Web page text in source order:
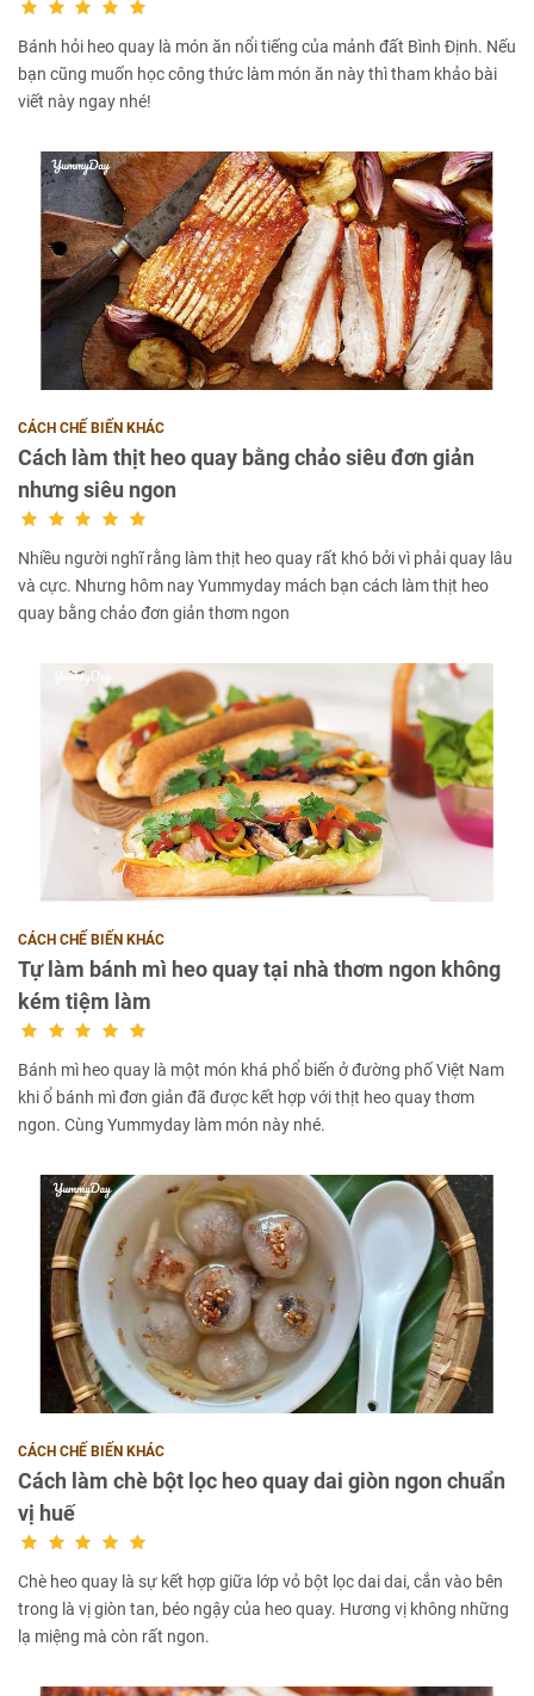
Bánh hỏi heo quay là món ăn nổi tiếng của mảnh đất Bình Định. Nếu
bạn cũng muốn học công thức làm món ăn này thì tham khảo bài
viết này ngay nhé!
CÁCH CHẾ BIẾN KHÁC
Cách làm thịt heo quay bằng chảo siêu đơn giản
nhưng siêu ngon
Nhiều người nghĩ rằng làm thịt heo quay rất khó bởi vì phải quay lâu
và cực. Nhưng hôm nay Yummyday mách bạn cách làm thịt heo
quay bằng chảo đơn giản thơm ngon
CÁCH CHẾ BIẾN KHÁC
Tự làm bánh mì heo quay tại nhà thơm ngon không
kém tiệm làm
Bánh mì heo quay là một món khá phổ biến ở đường phố Việt Nam
khi ổ bánh mì đơn giản đã được kết hợp với thịt heo quay thơm
ngon. Cùng Yummyday làm món này nhé.
CÁCH CHẾ BIẾN KHÁC
Cách làm chè bột lọc heo quay dai giòn ngon chuẩn
vị huế
Chè heo quay là sự kết hợp giữa lớp vỏ bột lọc dai dai, cắn vào bên
trong là vị giòn tan, béo ngậy của heo quay. Hương vị không những
lạ miệng mà còn rất ngon.